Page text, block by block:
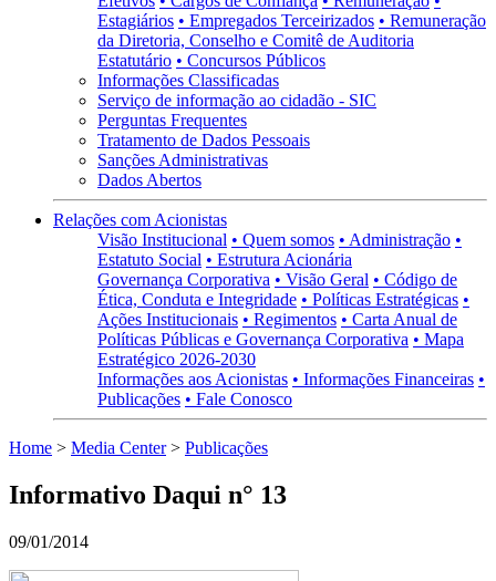
Estagiários • Empregados Terceirizados • Remuneração
da Diretoria, Conselho e Comitê de Auditoria
Estatutário • Concursos Públicos
Informações Classificadas
Serviço de informação ao cidadão - SIC
Perguntas Frequentes
Tratamento de Dados Pessoais
Sanções Administrativas
Dados Abertos
Relações com Acionistas
Visão Institucional • Quem somos • Administração •
Estatuto Social • Estrutura Acionária
Governança Corporativa • Visão Geral • Código de
Ética, Conduta e Integridade • Políticas Estratégicas •
Ações Institucionais • Regimentos • Carta Anual de
Políticas Públicas e Governança Corporativa • Mapa
Estratégico 2026-2030
Informações aos Acionistas • Informações Financeiras •
Publicações • Fale Conosco
Home > Media Center> Publicações
Informativo Daqui n° 13
09/01/2014